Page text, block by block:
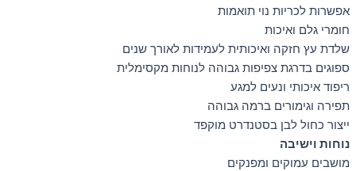
אפשרות לכריות נוי תואמות
חומרי גלם ואיכות
שלדת עץ חזקה ואיכותית לעמידות לאורך שנים
ספוגים בדרגת צפיפות גבוהה לנוחות מקסימלית
ריפוד איכותי ונעים למגע
תפירה וגימורים ברמה גבוהה
ייצור כחול לבן בסטנדרט מוקפד
נוחות וישיבה
מושבים עמוקים ומפנקים